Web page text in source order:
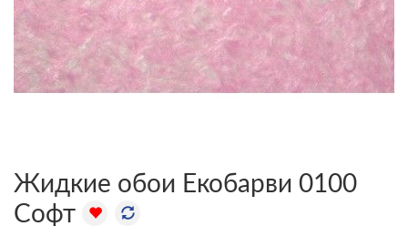
Жидкие обои Екобарви 0100
Софт